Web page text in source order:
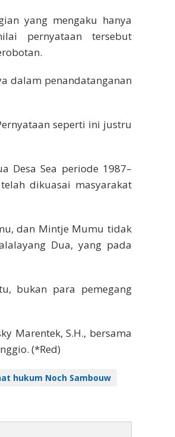
yang mengaku hanya
pernyataan tersebut
dalam penandatanganan
seperti ini justru
Desa Sea periode 1987–
dikuasai masyarakat
dan Mintje Mumu tidak
Dua, yang pada
bukan para pemegang
Marentek, S.H., bersama
(*Red)
hukum Noch Sambouw